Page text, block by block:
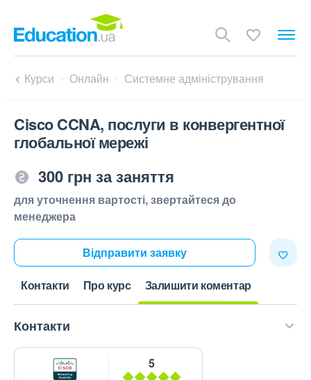
Курси Онлайн Системне адміністрування
Cisco CCNA, послуги в конвергентної
глобальної мережі
300 грн за заняття
для уточнення вартості, звертайтеся до
менеджера
Відправити заявку
Контакти Про курс Залишити коментар
Контакти
5